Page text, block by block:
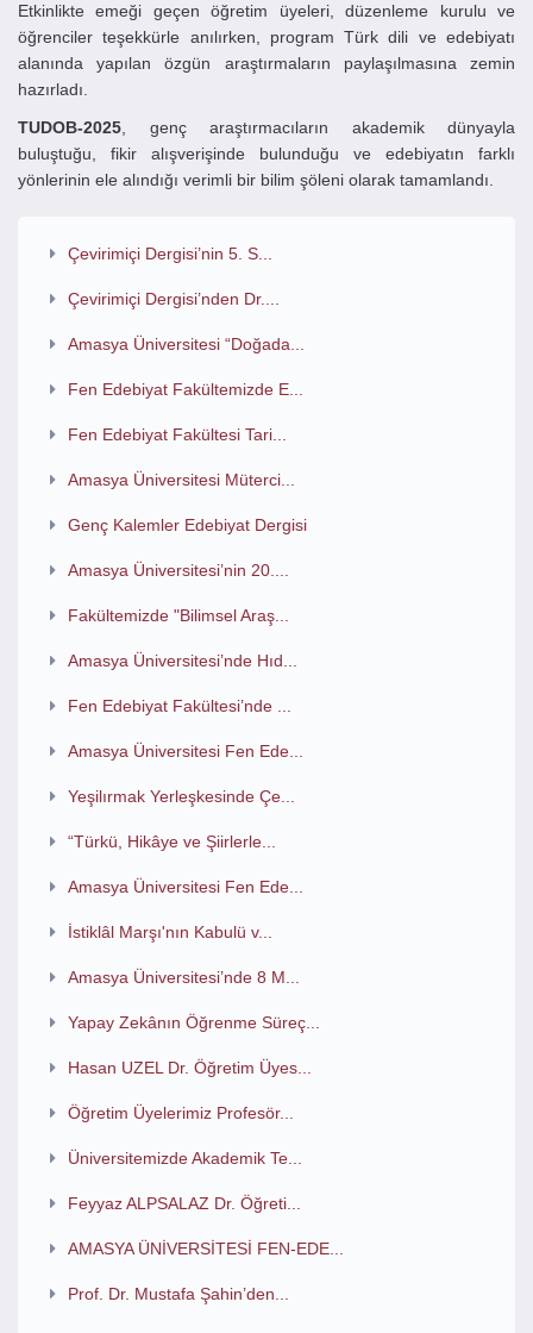
Etkinlikte emeği geçen öğretim üyeleri, düzenleme kurulu ve
öğrenciler teşekkürle anılırken, program Türk dili ve edebiyatı
alanında yapılan özgün araştırmaların paylaşılmasına zemin
hazırladı.
TUDOB-2025 , genç araştırmacıların akademik dünyayla
buluştuğu, fikir alışverişinde bulunduğu ve edebiyatın farklı
yönlerinin ele alındığı verimli bir bilim şöleni olarak tamamlandı.
Çevirimiçi Dergisi’nin 5. S...
Çevirimiçi Dergisi’nden Dr....
Amasya Üniversitesi “Doğada...
Fen Edebiyat Fakültemizde E...
Fen Edebiyat Fakültesi Tari...
Amasya Üniversitesi Müterci...
Genç Kalemler Edebiyat Dergisi
Amasya Üniversitesi’nin 20....
Fakültemizde "Bilimsel Araş...
Amasya Üniversitesi’nde Hıd...
Fen Edebiyat Fakültesi’nde ...
Amasya Üniversitesi Fen Ede...
Yeşilırmak Yerleşkesinde Çe...
“Türkü, Hikâye ve Şiirlerle...
Amasya Üniversitesi Fen Ede...
İstiklâl Marşı'nın Kabulü v...
Amasya Üniversitesi’nde 8 M...
Yapay Zekânın Öğrenme Süreç...
Hasan UZEL Dr. Öğretim Üyes...
Öğretim Üyelerimiz Profesör...
Üniversitemizde Akademik Te...
Feyyaz ALPSALAZ Dr. Öğreti...
AMASYA ÜNİVERSİTESİ FEN-EDE...
Prof. Dr. Mustafa Şahin’den...